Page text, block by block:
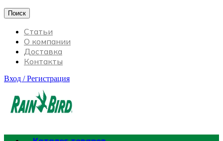
Поиск
Статьи
О компании
Доставка
Контакты
Вход / Регистрация